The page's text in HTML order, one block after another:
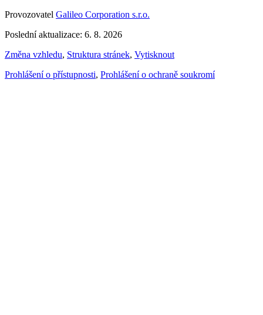
Provozovatel Galileo Corporation s.r.o.
Poslední aktualizace: 6. 8. 2026
Změna vzhledu, Struktura stránek, Vytisknout
Prohlášení o přístupnosti, Prohlášení o ochraně soukromí